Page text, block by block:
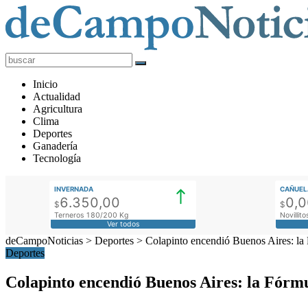
deCampoNoticias
Actualidad
Agropecuaria
Inicio
Actualidad
Agricultura
Clima
Deportes
Ganadería
Tecnología
INVERNADA
$6.350,00
Terneros 180/200 Kg
Ver todos
$
deCampoNoticias > Deportes > Colapinto encendió Buenos Aires:
Deportes
Colapinto encendió Buenos Aires: la